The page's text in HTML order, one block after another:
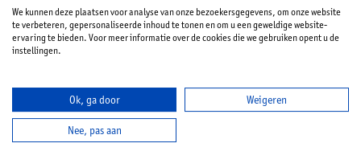
We kunnen deze plaatsen voor analyse van onze bezoekersgegevens, om onze website
te verbeteren, gepersonaliseerde inhoud te tonen en om u een geweldige website-
ervaring te bieden. Voor meer informatie over de cookies die we gebruiken opent u de
instellingen.
Ok, ga door Weigeren
Nee, pas aan